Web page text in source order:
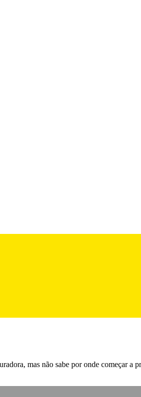
mas não sabe por onde começar a